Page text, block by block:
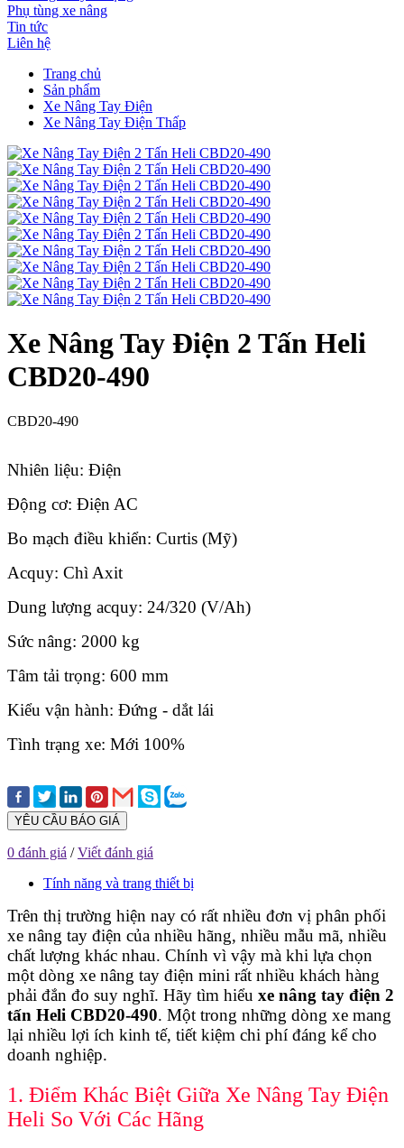
Phụ tùng xe nâng
Tin tức
Liên hệ
Trang chủ
Sản phẩm
Xe Nâng Tay Điện
Xe Nâng Tay Điện Thấp
Xe Nâng Tay Điện 2 Tấn Heli
CBD20-490
CBD20-490
Nhiên liệu: Điện
Động cơ: Điện AC
Bo mạch điều khiển: Curtis (Mỹ)
Acquy: Chì Axit
Dung lượng acquy: 24/320 (V/Ah)
Sức nâng: 2000 kg
Tâm tải trọng: 600 mm
Kiểu vận hành: Đứng - dắt lái
Tình trạng xe: Mới 100%
YÊU CẦU BÁO GIÁ
0 đánh giá /Viết đánh giá
Tính năng và trang thiết bị
Trên thị trường hiện nay có rất nhiều đơn vị phân phối
xe nâng tay điện của nhiều hãng, nhiều mẫu mã, nhiều
chất lượng khác nhau. Chính vì vậy mà khi lựa chọn
một dòng xe nâng tay điện mini rất nhiều khách hàng
phải đắn đo suy nghĩ. Hãy tìm hiểu xe nâng tay điện 2
tấn Heli CBD20-490. Một trong những dòng xe mang
lại nhiều lợi ích kinh tế, tiết kiệm chi phí đáng kể cho
doanh nghiệp.
1. Điểm Khác Biệt Giữa Xe Nâng Tay Điện
Heli So Với Các Hãng